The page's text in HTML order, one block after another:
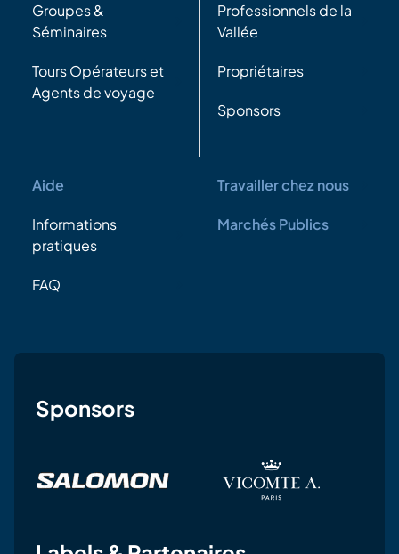
Groupes &
Séminaires
Tours Opérateurs et
Agents de voyage
Professionnels de la
Vallée
Propriétaires
Sponsors
Aide
Informations
pratiques
FAQ
Travailler chez nous
Marchés Publics
Sponsors